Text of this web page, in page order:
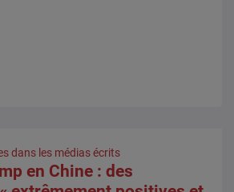
dans les médias écrits
en Chine : des